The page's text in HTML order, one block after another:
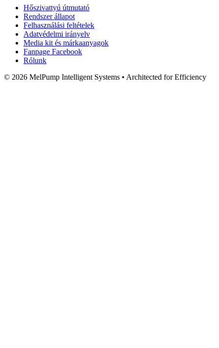
Hőszivattyú útmutató
Rendszer állapot
Felhasználási feltételek
Adatvédelmi irányelv
Media kit és márkaanyagok
Fanpage Facebook
Rólunk
© 2026 MelPump Intelligent Systems • Architected for Efficiency